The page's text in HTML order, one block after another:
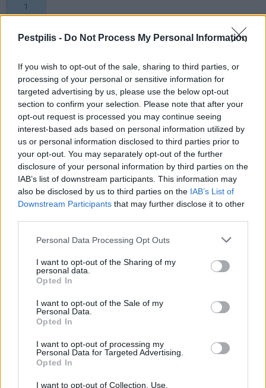
Pestpilis - Do Not Process My Personal Information
If you wish to opt-out of the sale, sharing to third parties, or
processing of your personal or sensitive information for
targeted advertising by us, please use the below opt-out
section to confirm your selection. Please note that after your
opt-out request is processed you may continue seeing
interest-based ads based on personal information utilized by
us or personal information disclosed to third parties prior to
your opt-out. You may separately opt-out of the further
disclosure of your personal information by third parties on the
IAB’s list of downstream participants. This information may
also be disclosed by us to third parties on the IAB’s List of
Downstream Participants that may further disclose it to other
Personal Data Processing Opt Outs
I want to opt-out of the Sharing of my
personal data.
Opted In
I want to opt-out of the Sale of my
Personal Data.
Opted In
I want to opt-out of processing my
Personal Data for Targeted Advertising.
Opted In
I want to opt-out of Collection, Use,
1
Név
E-mail cím
Feliratkozom a hírlevélre és elfogadom azadatvédelmi
szabályzatot!
FELIRATKOZÁS
Helyi